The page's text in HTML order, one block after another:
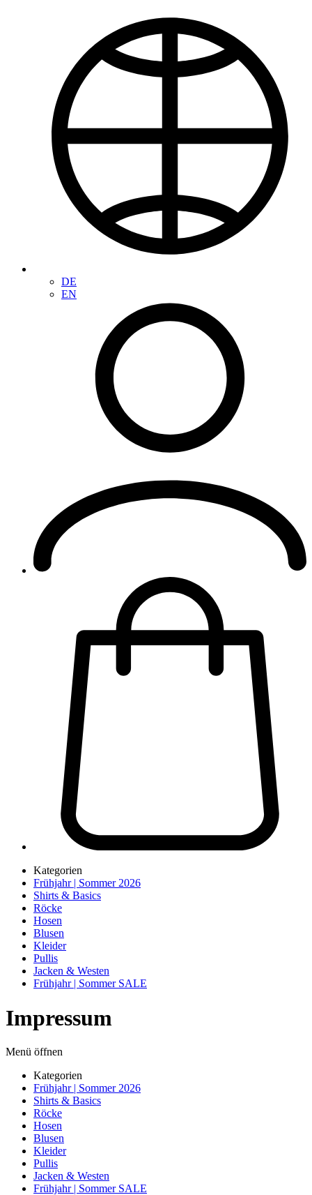
DE
EN
Kategorien
Frühjahr | Sommer 2026
Shirts & Basics
Röcke
Hosen
Blusen
Kleider
Pullis
Jacken & Westen
Frühjahr | Sommer SALE
Impressum
Menü öffnen
Kategorien
Frühjahr | Sommer 2026
Shirts & Basics
Röcke
Hosen
Blusen
Kleider
Pullis
Jacken & Westen
Frühjahr | Sommer SALE